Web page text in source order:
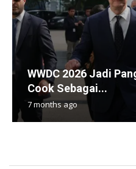
WWDC 2026 Jadi
Cook Sebagai...
7 months ago